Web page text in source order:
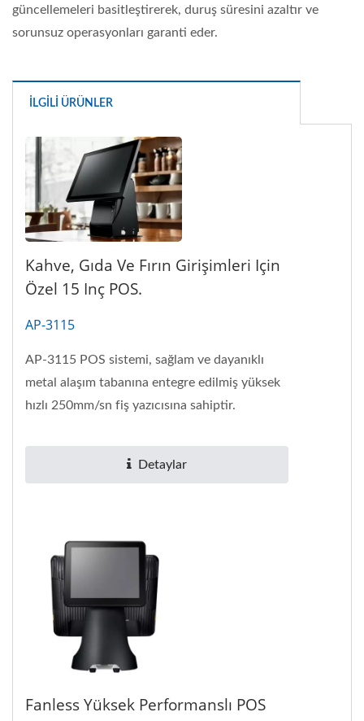
güncellemeleri basitleştirerek, duruş süresini azaltır ve
sorunsuz operasyonları garanti eder.
İLGILI ÜRÜNLER
Kahve, Gıda Ve Fırın Girişimleri Için
Özel 15 Inç POS.
AP-3115
AP-3115 POS sistemi, sağlam ve dayanıklı
metal alaşım tabanına entegre edilmiş yüksek
hızlı 250mm/sn fiş yazıcısına sahiptir.
Detaylar
Fanless Yüksek Performanslı POS